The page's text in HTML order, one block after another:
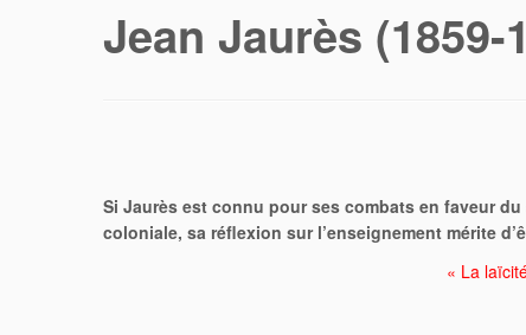
Jean Jaurès (1859-
Si Jaurès est connu pour ses combats en faveur
coloniale, sa réflexion sur l’enseignement mérite
« La